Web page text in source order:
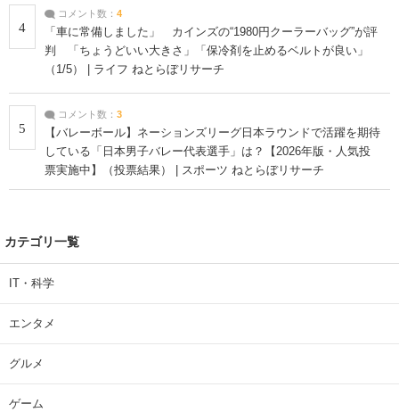
4
コメント数： 4
「車に常備しました」 カインズの“1980円クーラーバッグ”が評
判 「ちょうどいい大きさ」「保冷剤を止めるベルトが良い」
（1/5） | ライフ ねとらぼリサーチ
5
コメント数： 3
【バレーボール】ネーションズリーグ日本ラウンドで活躍を期待
している「日本男子バレー代表選手」は？【2026年版・人気投
票実施中】（投票結果） | スポーツ ねとらぼリサーチ
カテゴリ一覧
IT・科学
エンタメ
グルメ
ゲーム